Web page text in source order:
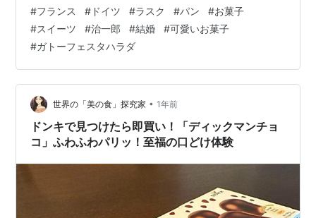
た。 水分を飛ばすことで保存性を高めた乾パンが、ラス
クの始まりとされています。 中世ヨーロッパ 中世ヨーロ
ッパにおいても、ラスクはその保存性の高さから広く普
及しました。特に、航海が盛んになった時代には、船乗
りたちの重要な食糧として利用されました。 船上では新
鮮な食材を確保するのが難しい…
#フランス # ドイツ #ラスク #パン #お菓子
#スイーツ #治一郎 #結婚 #可愛いお菓子
#ガトーフェスタハラダ
世界の「美の食」探究家 • 1年前
ドンキで見つけたら即買い！「ディックマンチョ
コ」ふわふわパリッ！至福の口どけ体験